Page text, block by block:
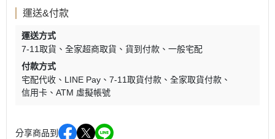
運送&付款
運送方式
7-11取貨
全家超商取貨 貨到付款
一般宅配
付款方式
宅配代收
LINE Pay 7-11取貨付款
全家取貨付款
信用卡
ATM 虛擬帳號
分享商品到